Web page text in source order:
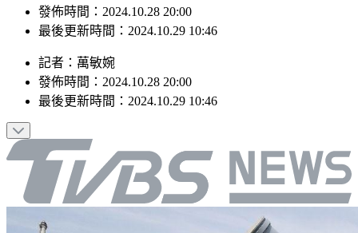
發佈時間：2024.10.28 20:00
最後更新時間：2024.10.29 10:46
記者 ： 萬敏婉
發佈時間： 2024.10.28 20:00
最後更新時間： 2024.10.29 10:46